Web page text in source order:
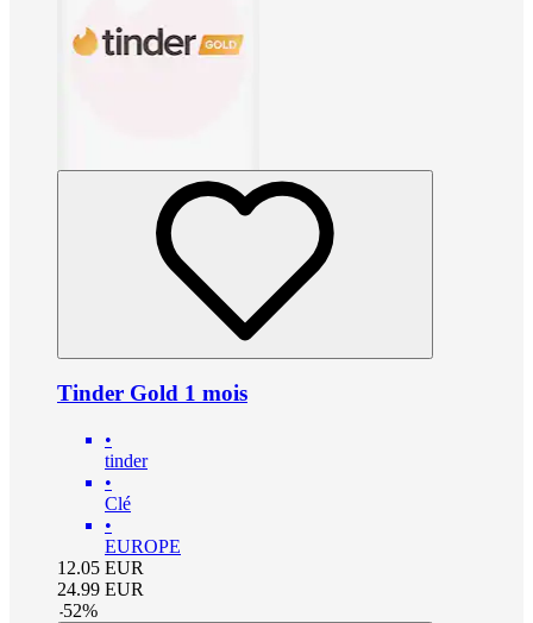
Tinder Gold 1 mois
•
tinder
•
Clé
•
EUROPE
12.05 EUR
24.99 EUR
-52%